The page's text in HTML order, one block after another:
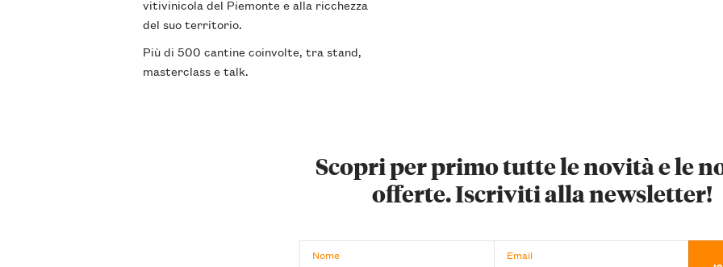
vitivinicola del Piemonte e alla ricchezza
del suo territorio.
Più di 500 cantine coinvolte, tra stand,
masterclass e talk.
Scopri per primo tutte le novità e le
offerte. Iscriviti alla newsletter!
Nome Email